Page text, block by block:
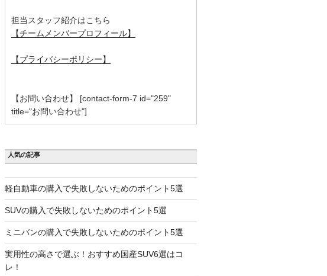
担当スタッフ紹介はこちら
【チームメンバープロフィール】
【プライバシーポリシー】
【お問い合わせ】 [contact-form-7 id="259"
title="お問い合わせ"]
人気の記事
軽自動車の購入で失敗しないためのポイント5選
SUVの購入で失敗しないためのポイント5選
ミニバンの購入で失敗しないためのポイント5選
実用性の高さで選ぶ！おすすめ国産SUV6選はコ
レ！